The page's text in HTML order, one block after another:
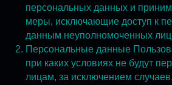
персональных данных и
меры, исключающие доступ к
данным неуполномоченных
Персональные данные
при каких условиях не будут
лицам, за исключением